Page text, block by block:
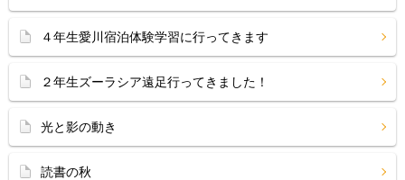
４年生愛川宿泊体験学習に行ってきます
２年生ズーラシア遠足行ってきました！
光と影の動き
読書の秋